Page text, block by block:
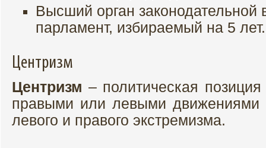
Высший орган законодательной
парламент, избираемый на 5 лет.
Центризм
Центризм – политическая
правыми или левыми движениями
левого и правого экстремизма.